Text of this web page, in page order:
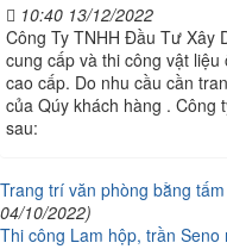
10:40 13/12/2022
Công Ty TNHH Đầu Tư Xây
cung cấp và thi công vật
cao cấp. Do nhu cầu cần
của Qúy khách hàng . Công
sau:
Trang trí văn phòng bằng
04/10/2022)
Thi công Lam hộp, trần